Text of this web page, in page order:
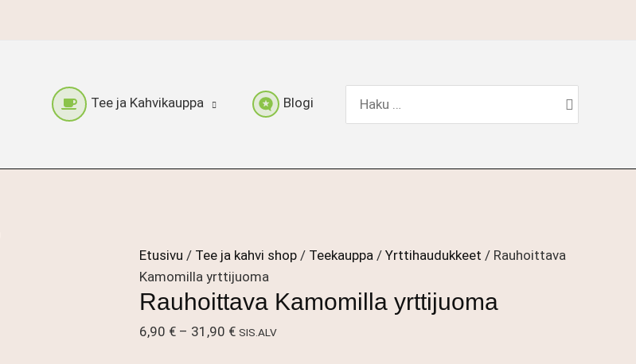
Tee ja Kahvikauppa Blogi
Etusivu / Tee ja kahvi shop / Teekauppa / Yrttihaudukkeet / Rauhoittava
Kamomilla yrttijuoma
Rauhoittava Kamomilla yrttijuoma
6,90 € – 31,90 €Hintaluokka:
SIS.ALV